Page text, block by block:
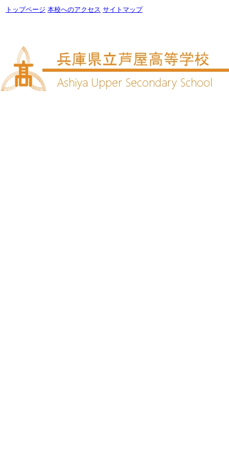
トップページ 本校へのアクセス サイトマップ